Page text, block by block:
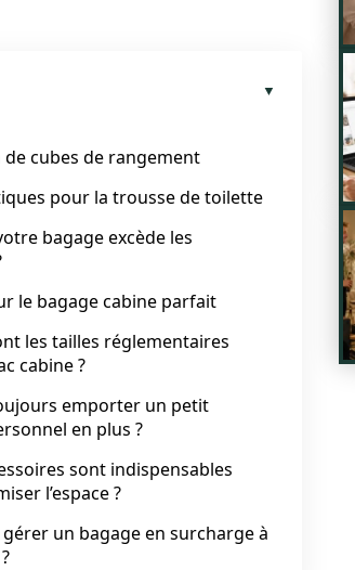
cubes de rangement
pour la trousse de toilette
bagage excède les
le bagage cabine parfait
les tailles réglementaires
cabine ?
emporter un petit
en plus ?
sont indispensables
l’espace ?
un bagage en surcharge à